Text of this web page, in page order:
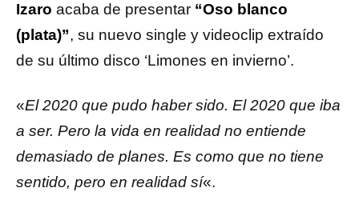
Izaro acaba de presentar “Oso blanco
(plata)”, su nuevo single y videoclip extraído
de su último disco ‘Limones en invierno’.
«El 2020 que pudo haber sido. El 2020 que iba
a ser. Pero la vida en realidad no entiende
demasiado de planes. Es como que no tiene
sentido, pero en realidad sí«.